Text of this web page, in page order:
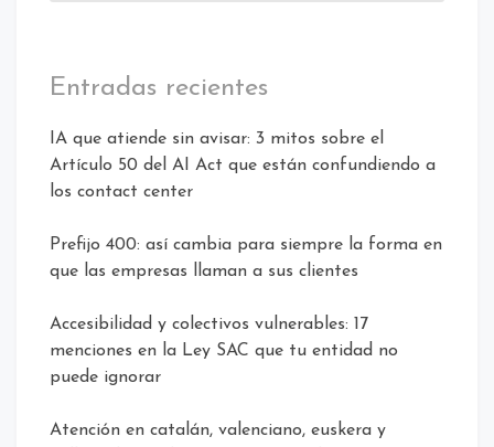
Entradas recientes
IA que atiende sin avisar: 3 mitos sobre el
Artículo 50 del AI Act que están confundiendo a
los contact center
Prefijo 400: así cambia para siempre la forma en
que las empresas llaman a sus clientes
Accesibilidad y colectivos vulnerables: 17
menciones en la Ley SAC que tu entidad no
puede ignorar
Atención en catalán, valenciano, euskera y